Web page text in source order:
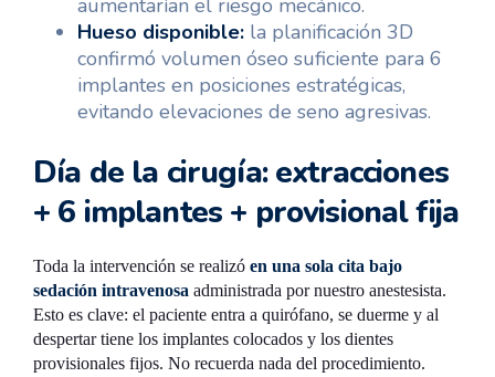
aumentarían el riesgo mecánico.
Hueso disponible: la planificación 3D
confirmó volumen óseo suficiente para 6
implantes en posiciones estratégicas,
evitando elevaciones de seno agresivas.
Día de la cirugía: extracciones
+ 6 implantes + provisional fija
Toda la intervención se realizó en una sola cita bajo
sedación intravenosa administrada por nuestro anestesista.
Esto es clave: el paciente entra a quirófano, se duerme y al
despertar tiene los implantes colocados y los dientes
provisionales fijos. No recuerda nada del procedimiento.